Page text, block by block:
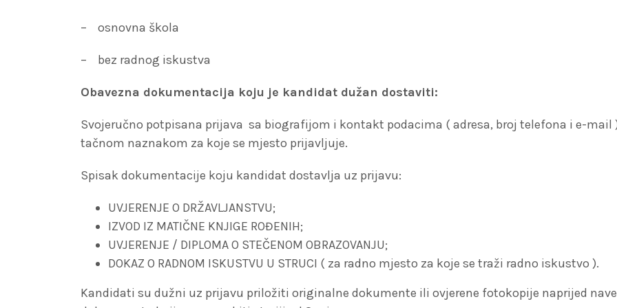
– osnovna škola
– bez radnog iskustva
Obavezna dokumentacija koju je kandidat dužan dostaviti:
Svojeručno potpisana prijava sa biografijom i kontakt podacima ( adresa, broj telefona i e-mail
tačnom naznakom za koje se mjesto prijavljuje.
Spisak dokumentacije koju kandidat dostavlja uz prijavu:
UVJERENJE O DRŽAVLJANSTVU;
IZVOD IZ MATIČNE KNJIGE ROĐENIH;
UVJERENJE / DIPLOMA O STEČENOM OBRAZOVANJU;
DOKAZ O RADNOM ISKUSTVU U STRUCI ( za radno mjesto za koje se traži radno iskustvo ).
Kandidati su dužni uz prijavu priložiti originalne dokumente ili ovjerene fotokopije naprijed